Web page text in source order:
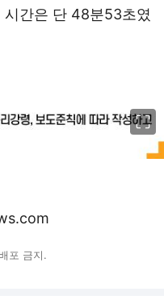
시간은 단 48분53초였
포 금지.